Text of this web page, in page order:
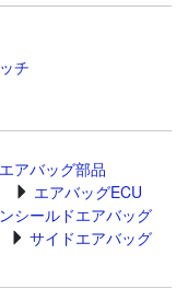
チ
エアバッグ部品
エアバッグECU
シールドエアバッグ
サイドエアバッグ